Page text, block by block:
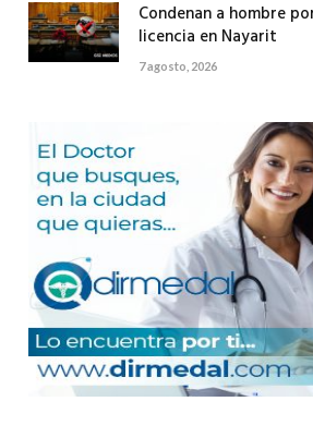
Condenan a hombre
licencia en Nayarit
7 agosto, 2026